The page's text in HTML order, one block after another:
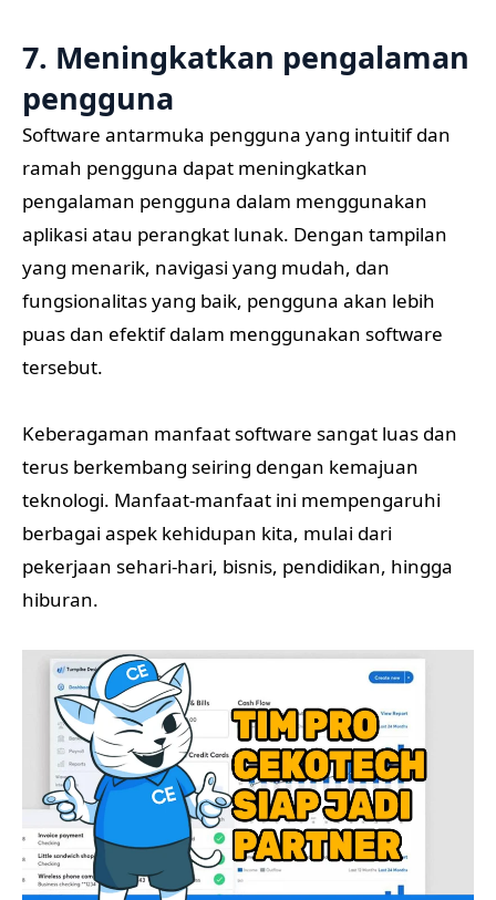
7. Meningkatkan pengalaman
pengguna
Software antarmuka pengguna yang intuitif dan
ramah pengguna dapat meningkatkan
pengalaman pengguna dalam menggunakan
aplikasi atau perangkat lunak. Dengan tampilan
yang menarik, navigasi yang mudah, dan
fungsionalitas yang baik, pengguna akan lebih
puas dan efektif dalam menggunakan software
tersebut.
Keberagaman manfaat software sangat luas dan
terus berkembang seiring dengan kemajuan
teknologi. Manfaat-manfaat ini mempengaruhi
berbagai aspek kehidupan kita, mulai dari
pekerjaan sehari-hari, bisnis, pendidikan, hingga
hiburan.